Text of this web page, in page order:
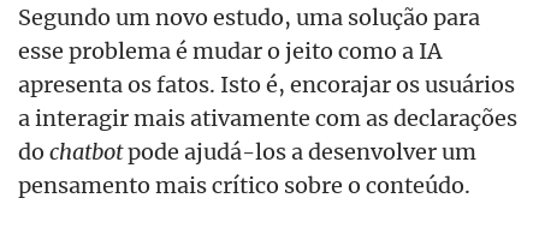
Segundo um novo estudo, uma solução para
esse problema é mudar o jeito como a IA
apresenta os fatos. Isto é, encorajar os usuários
a interagir mais ativamente com as declarações
do chatbotpode ajudá-los a desenvolver um
pensamento mais crítico sobre o conteúdo.